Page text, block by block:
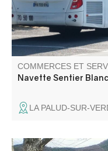
COMMERCES ET
Navette Sentier
LA PALUD-SUR-